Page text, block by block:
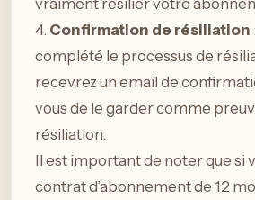
vraiment résilier votre
4. Confirmation de résiliation
complété le processus de
recevrez un email de
vous de le garder comme
résiliation.
Il est important de noter que si
contrat d’abonnement de 12